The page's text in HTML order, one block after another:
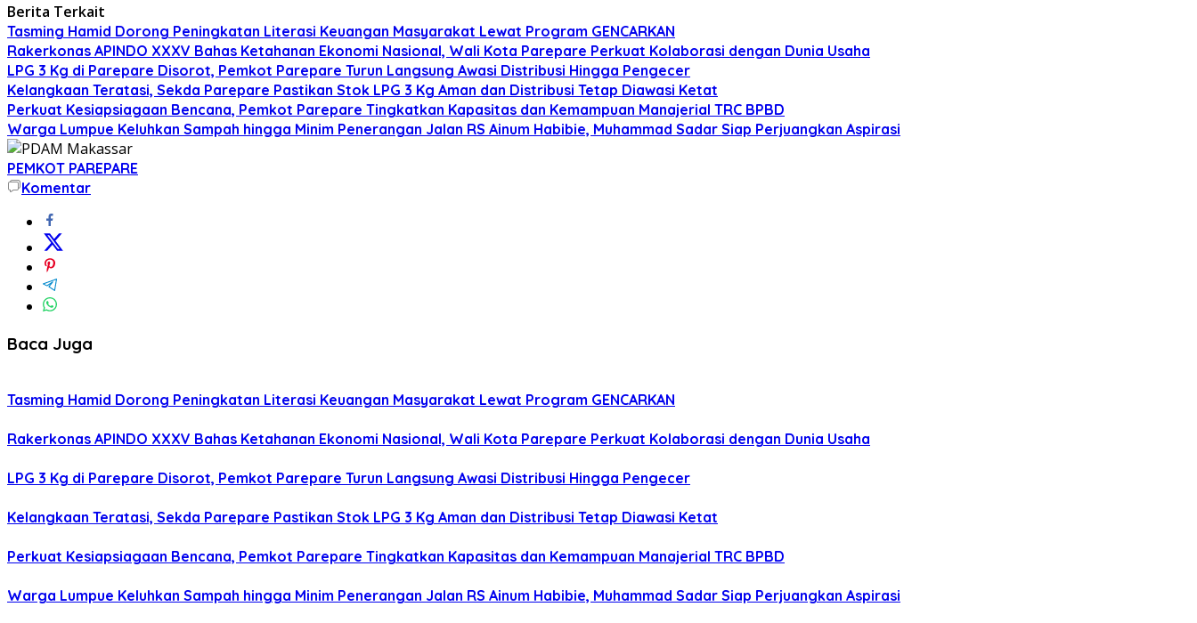
Berita Terkait
Tasming Hamid Dorong Peningkatan Literasi Keuangan Masyarakat Lewat Program GENCARKAN
Rakerkonas APINDO XXXV Bahas Ketahanan Ekonomi Nasional, Wali Kota Parepare Perkuat Kolaborasi dengan Dunia Usaha
LPG 3 Kg di Parepare Disorot, Pemkot Parepare Turun Langsung Awasi Distribusi Hingga Pengecer
Kelangkaan Teratasi, Sekda Parepare Pastikan Stok LPG 3 Kg Aman dan Distribusi Tetap Diawasi Ketat
Perkuat Kesiapsiagaan Bencana, Pemkot Parepare Tingkatkan Kapasitas dan Kemampuan Manajerial TRC BPBD
Warga Lumpue Keluhkan Sampah hingga Minim Penerangan Jalan RS Ainum Habibie, Muhammad Sadar Siap Perjuangkan Aspirasi
PEMKOT PAREPARE
Komentar
Baca Juga
Tasming Hamid Dorong Peningkatan Literasi Keuangan Masyarakat Lewat Program GENCARKAN
Rakerkonas APINDO XXXV Bahas Ketahanan Ekonomi Nasional, Wali Kota Parepare Perkuat Kolaborasi dengan Dunia Usaha
LPG 3 Kg di Parepare Disorot, Pemkot Parepare Turun Langsung Awasi Distribusi Hingga Pengecer
Kelangkaan Teratasi, Sekda Parepare Pastikan Stok LPG 3 Kg Aman dan Distribusi Tetap Diawasi Ketat
Perkuat Kesiapsiagaan Bencana, Pemkot Parepare Tingkatkan Kapasitas dan Kemampuan Manajerial TRC BPBD
Warga Lumpue Keluhkan Sampah hingga Minim Penerangan Jalan RS Ainum Habibie, Muhammad Sadar Siap Perjuangkan Aspirasi